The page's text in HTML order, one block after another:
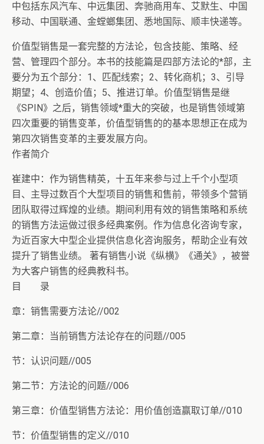
中包括东风汽车、中远集团、奔驰商用车、艾默生、中国
移动、中国联通、金螳螂集团、悉地国际、顺丰快递等。
价值型销售是一套完整的方法论，包含技能、策略、经
营、管理四个部分。本书的技能篇是四部方法论的*部，主
要分为五个部分：1、匹配线索；2、转化商机；3、引导
期望；4、创造价值；5、推进订单。价值型销售是继
《SPIN》之后，销售领域*重大的突破，也是销售领域第
四次重要的销售变革，价值型销售的的基本思想正在成为
第四次销售变革的主要发展方向。
作者简介
崔建中：作为销售精英，十五年来参与过上千个小型项
目、主导过数百个大型项目的销售和售前，带领多个营销
团队取得过辉煌的业绩。期间利用有效的销售策略和系统
的销售方法运做过很多经典案例。作为信息化咨询专家，
为近百家大中型企业提供信息化咨询服务，帮助企业有效
提升了销售业绩。 著有销售小说《纵横》《通关》，被誉
为大客户销售的经典教科书。
目 录
章：销售需要方法论//002
第二章：当前销售方法论存在的问题//005
节：认识问题//005
第二节：方法论的问题//006
第三章：价值型销售方法论：用价值创造赢取订单//010
节：价值型销售的定义//010